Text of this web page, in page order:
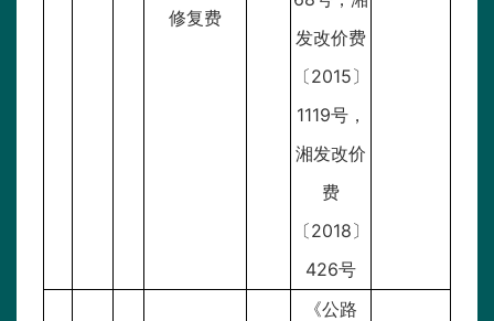
修复费
发改价费
〔2015〕
1119号，
湘发改价
费
〔2018〕
426号
《公路